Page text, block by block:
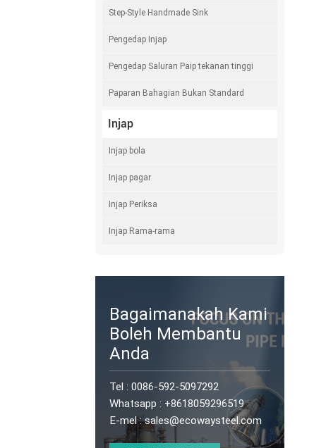
Step-Style Handmade Sink
Pengedap Injap
Pengedap Saluran Paip tekanan tinggi
Paparan Bahagian Bukan Standard
Injap
Injap bola
Injap pagar
Injap Periksa
Injap Rama-rama
Bagaimanakah Kami
Boleh Membantu
Anda
Tel : 0086-592-5097292
Whatsapp : +8618059296519
E-mel :sales@ecowaysteel.com